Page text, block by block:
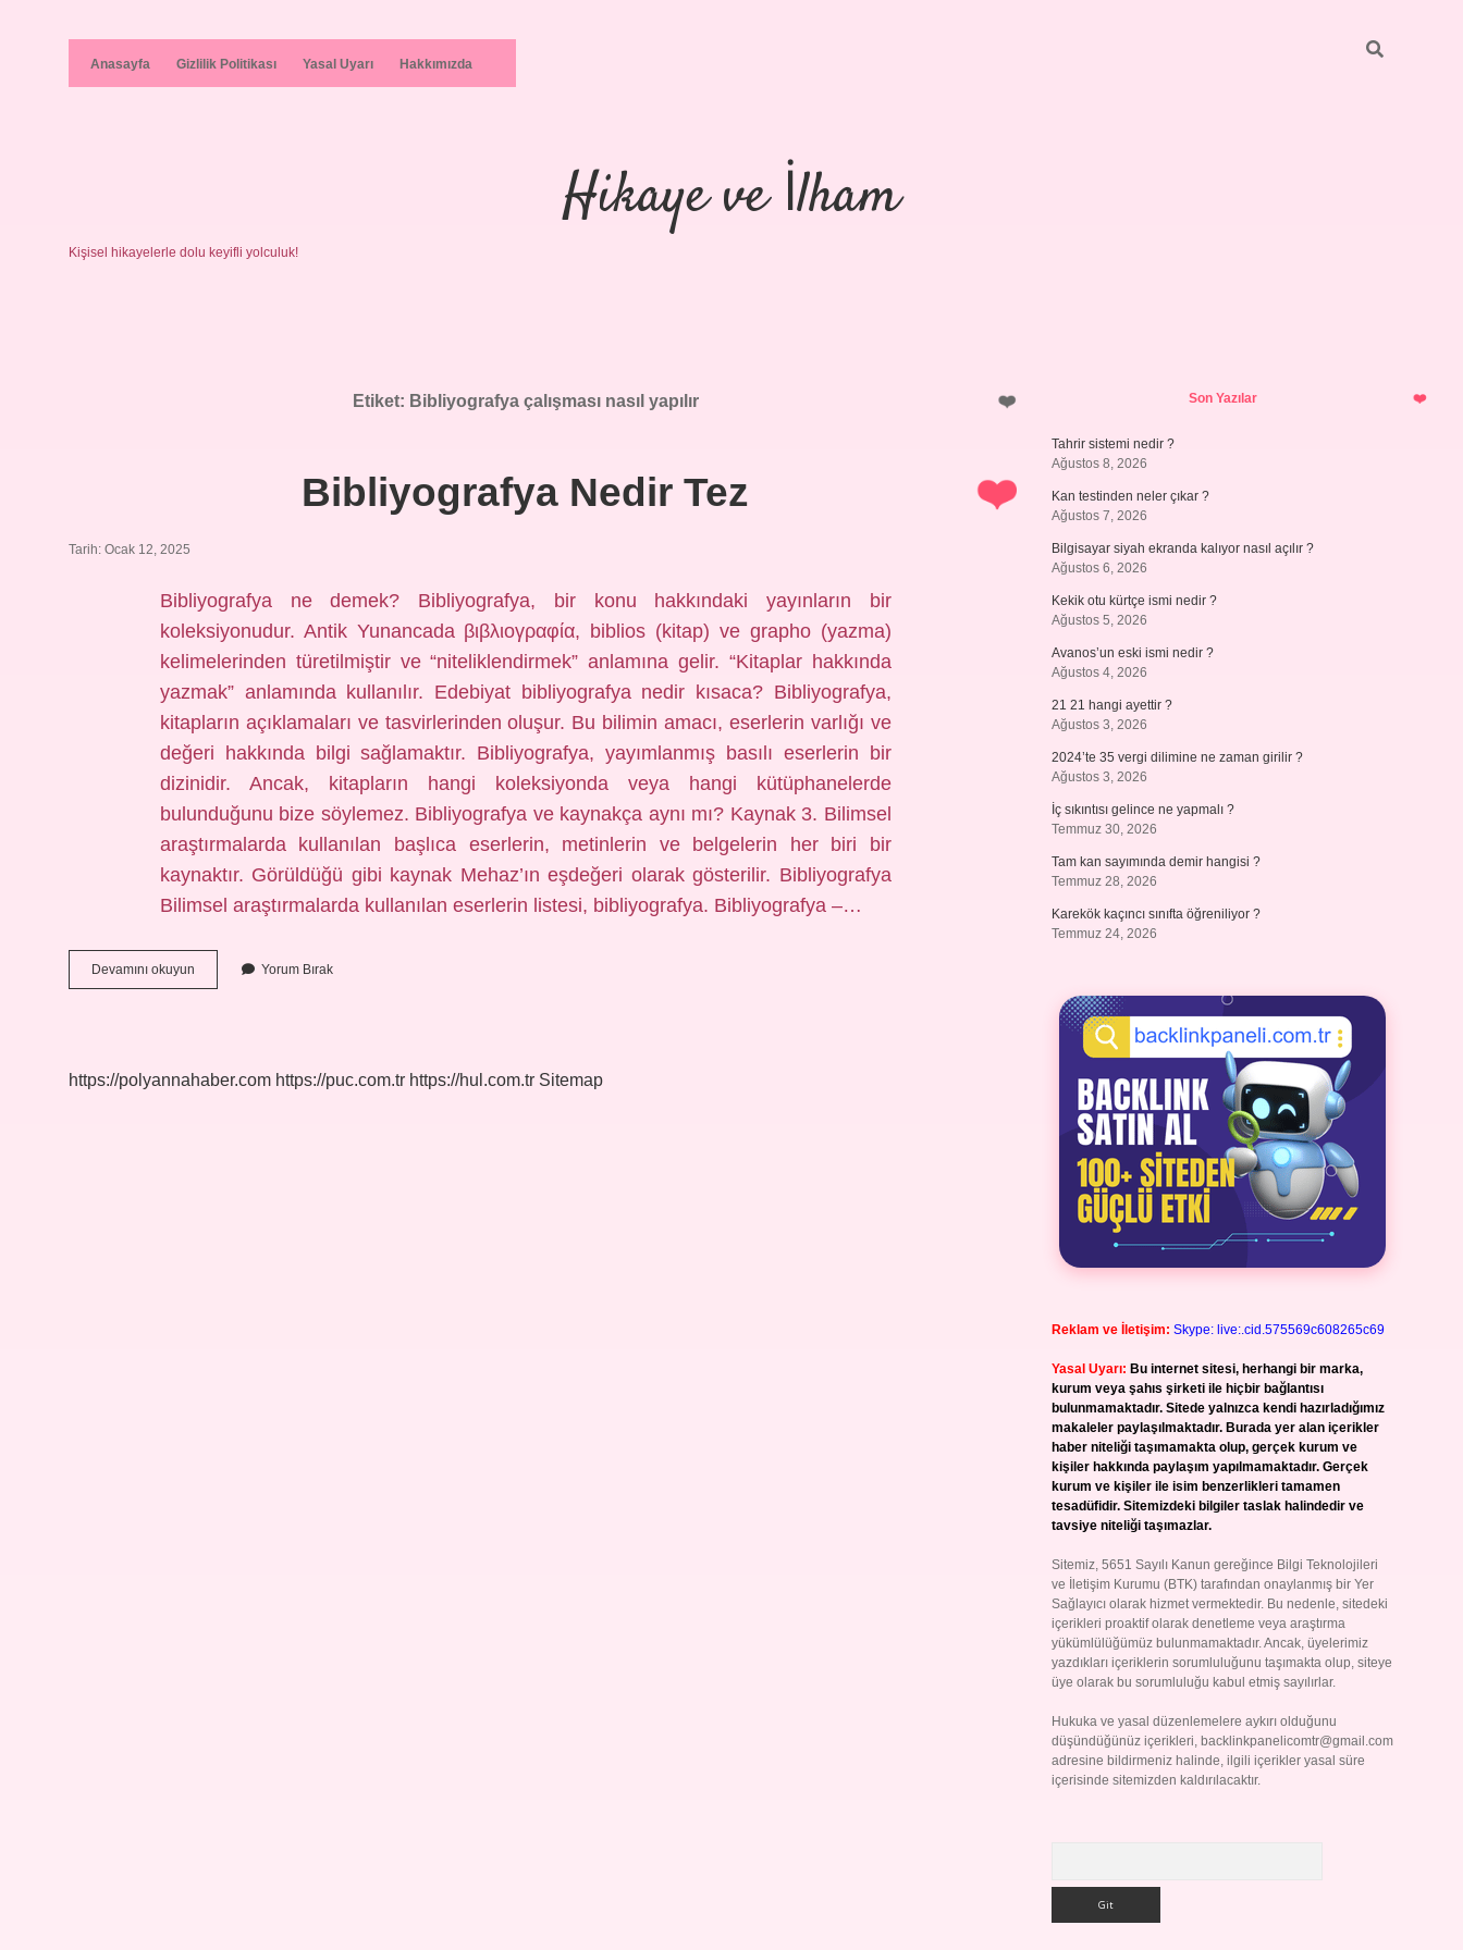
Anasayfa Gizlilik Politikası Yasal Uyarı Hakkımızda
Hikaye ve İlham
Kişisel hikayelerle dolu keyifli yolculuk!
Etiket: Bibliyografya çalışması nasıl yapılır
Bibliyografya Nedir Tez
Tarih: Ocak 12, 2025
Bibliyografya ne demek? Bibliyografya, bir konu hakkındaki yayınların bir
koleksiyonudur. Antik Yunancada βιβλιογραφία, biblios (kitap) ve grapho (yazma)
kelimelerinden türetilmiştir ve “niteliklendirmek” anlamına gelir. “Kitaplar hakkında
yazmak” anlamında kullanılır. Edebiyat bibliyografya nedir kısaca? Bibliyografya,
kitapların açıklamaları ve tasvirlerinden oluşur. Bu bilimin amacı, eserlerin varlığı ve
değeri hakkında bilgi sağlamaktır. Bibliyografya, yayımlanmış basılı eserlerin bir
dizinidir. Ancak, kitapların hangi koleksiyonda veya hangi kütüphanelerde
bulunduğunu bize söylemez. Bibliyografya ve kaynakça aynı mı? Kaynak 3. Bilimsel
araştırmalarda kullanılan başlıca eserlerin, metinlerin ve belgelerin her biri bir
kaynaktır. Görüldüğü gibi kaynak Mehaz’ın eşdeğeri olarak gösterilir. Bibliyografya
Bilimsel araştırmalarda kullanılan eserlerin listesi, bibliyografya. Bibliyografya –…
Devamını okuyun Bibliyografya
Nedir
Yorum Bırak
https://polyannahaber.com https://puc.com.tr https://hul.com.tr Sitemap
SidebarSon Yazılar
Tahrir sistemi nedir ?
Ağustos 8, 2026
Kan testinden neler çıkar ?
Ağustos 7, 2026
Bilgisayar siyah ekranda kalıyor nasıl açılır ?
Ağustos 6, 2026
Kekik otu kürtçe ismi nedir ?
Ağustos 5, 2026
Avanos’un eski ismi nedir ?
Ağustos 4, 2026
21 21 hangi ayettir ?
Ağustos 3, 2026
2024’te 35 vergi dilimine ne zaman girilir ?
Ağustos 3, 2026
İç sıkıntısı gelince ne yapmalı ?
Temmuz 30, 2026
Tam kan sayımında demir hangisi ?
Temmuz 28, 2026
Karekök kaçıncı sınıfta öğreniliyor ?
Temmuz 24, 2026
Reklam ve İletişim: Skype: live:.cid.575569c608265c69
Yasal Uyarı: Bu internet sitesi, herhangi bir marka,
kurum veya şahıs şirketi ile hiçbir bağlantısı
bulunmamaktadır. Sitede yalnızca kendi hazırladığımız
makaleler paylaşılmaktadır. Burada yer alan içerikler
haber niteliği taşımamakta olup, gerçek kurum ve
kişiler hakkında paylaşım yapılmamaktadır. Gerçek
kurum ve kişiler ile isim benzerlikleri tamamen
tesadüfidir. Sitemizdeki bilgiler taslak halindedir ve
tavsiye niteliği taşımazlar.
Sitemiz, 5651 Sayılı Kanun gereğince Bilgi Teknolojileri
ve İletişim Kurumu (BTK) tarafından onaylanmış bir Yer
Sağlayıcı olarak hizmet vermektedir. Bu nedenle, sitedeki
içerikleri proaktif olarak denetleme veya araştırma
yükümlülüğümüz bulunmamaktadır. Ancak, üyelerimiz
yazdıkları içeriklerin sorumluluğunu taşımakta olup, siteye
üye olarak bu sorumluluğu kabul etmiş sayılırlar.
Hukuka ve yasal düzenlemelere aykırı olduğunu
düşündüğünüz içerikleri, backlinkpanelicomtr@gmail.com
adresine bildirmeniz halinde, ilgili içerikler yasal süre
içerisinde sitemizden kaldırılacaktır.